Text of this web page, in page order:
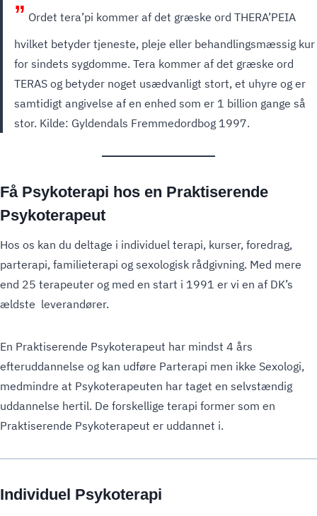
” Ordet tera’pi kommer af det græske ord THERA’PEIA
hvilket betyder tjeneste, pleje eller behandlingsmæssig kur
for sindets sygdomme. Tera kommer af det græske ord
TERAS og betyder noget usædvanligt stort, et uhyre og er
samtidigt angivelse af en enhed som er 1 billion gange så
stor. Kilde: Gyldendals Fremmedordbog 1997.
Få Psykoterapi hos en Praktiserende
Psykoterapeut
Hos os kan du deltage i individuel terapi, kurser, foredrag,
parterapi, familieterapi og sexologisk rådgivning. Med mere
end 25 terapeuter og med en start i 1991 er vi en af DK’s
ældste leverandører.
En Praktiserende Psykoterapeut har mindst 4 års
efteruddannelse og kan udføre Parterapi men ikke Sexologi,
medmindre at Psykoterapeuten har taget en selvstændig
uddannelse hertil. De forskellige terapi former som en
Praktiserende Psykoterapeut er uddannet i.
Individuel Psykoterapi